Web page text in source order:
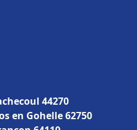
44270
en Gohelle 62750